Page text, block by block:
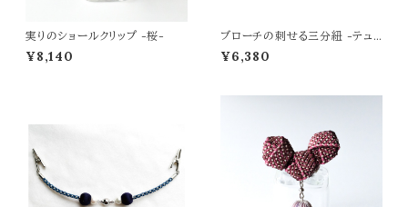
実りのショールクリップ -桜-
¥8,140
ブローチの刺せる三分紐 -テュリ
ップ ノアール-
¥6,380